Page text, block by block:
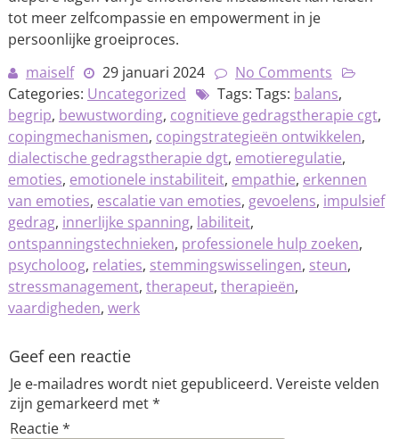
tot meer zelfcompassie en empowerment in je
persoonlijke groeiproces.
maiself
29 januari 2024
No Comments
Categories: Uncategorized Tags: Tags: balans,
begrip, bewustwording, cognitieve gedragstherapie cgt,
copingmechanismen, copingstrategieën ontwikkelen,
dialectische gedragstherapie dgt, emotieregulatie,
emoties, emotionele instabiliteit, empathie, erkennen
van emoties, escalatie van emoties, gevoelens, impulsief
gedrag, innerlijke spanning, labiliteit,
ontspanningstechnieken, professionele hulp zoeken,
psycholoog, relaties, stemmingswisselingen, steun,
stressmanagement, therapeut, therapieën,
vaardigheden, werk
Geef een reactie
Je e-mailadres wordt niet gepubliceerd. Vereiste velden
zijn gemarkeerd met*
Reactie*